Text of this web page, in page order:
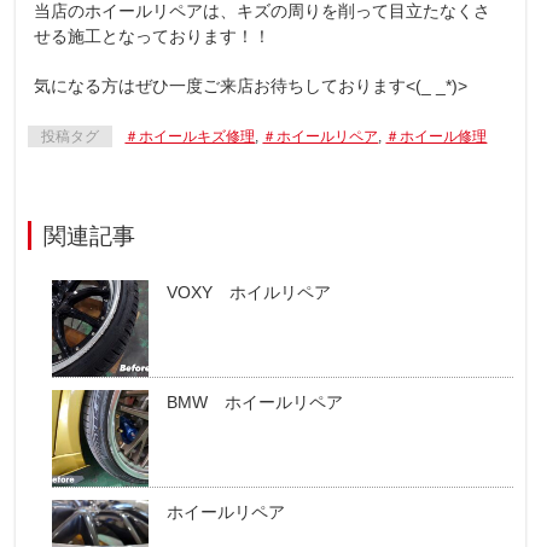
当店のホイールリペアは、キズの周りを削って目立たなくさ
せる施工となっております！！
気になる方はぜひ一度ご来店お待ちしております<(_ _*)>
投稿タグ ＃ホイールキズ修理, ＃ホイールリペア, ＃ホイール修理
関連記事
VOXY ホイルリペア
BMW ホイールリペア
ホイールリペア